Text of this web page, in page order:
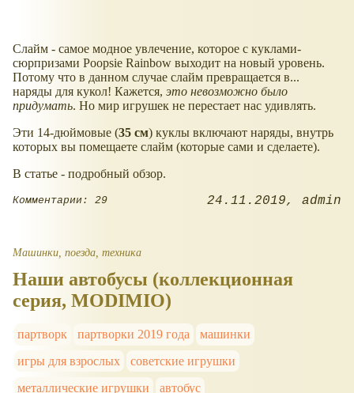
Слайм - самое модное увлечение, которое с куклами-
сюрпризами Poopsie Rainbow выходит на новый уровень.
Потому что в данном случае слайм превращается в...
наряды для кукол! Кажется, это невозможно было
придумать. Но мир игрушек не перестает нас удивлять.
Эти 14-дюймовые (35 см) куклы включают наряды, внутрь
которых вы помещаете слайм (которые сами и сделаете).
В статье - подробный обзор.
Комментарии: 29 24.11.2019 admin
Машинки, поезда, техника
Наши автобусы (коллекционная
серия, MODIMIO)
партворк партворки 2019 года
машинки
игры для взрослых
советские игрушки
металлические игрушки
автобус